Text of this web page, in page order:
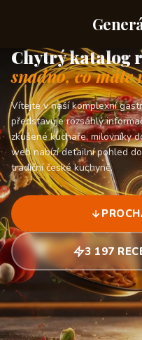
Chytrý katalog
snadno, co máte
Vítejte v naší komplexní
představuje rozsáhlý
zkušené kuchaře, milovníky
web nabízí detailní pohled
tradiční české kuchyně.
3 197